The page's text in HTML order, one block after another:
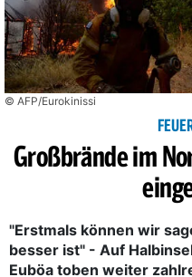
© AFP/Eurokinissi
Großbrände im
"Erstmals können wir
besser ist" - Auf
Euböa toben weiter